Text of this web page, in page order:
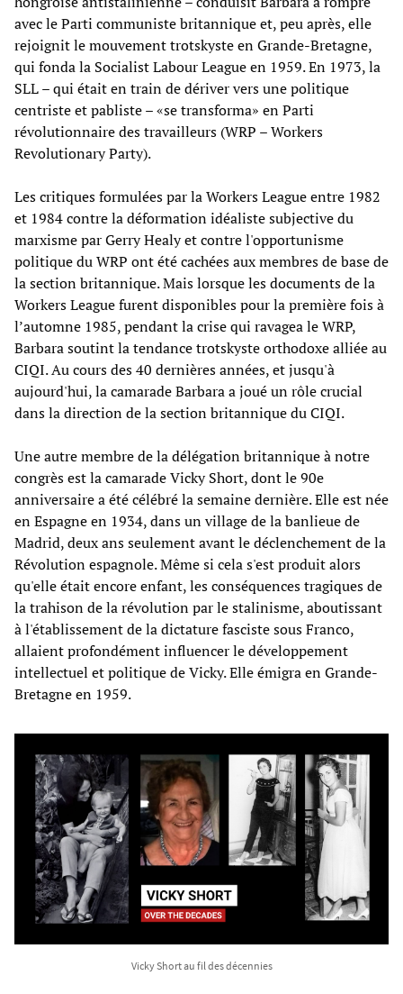
avec le Parti communiste britannique et, peu après, elle
rejoignit le mouvement trotskyste en Grande-Bretagne,
qui fonda la Socialist Labour League en 1959. En 1973, la
SLL – qui était en train de dériver vers une politique
centriste et pabliste – «se transforma» en Parti
révolutionnaire des travailleurs (WRP – Workers
Revolutionary Party).
Les critiques formulées par la Workers League entre 1982
et 1984 contre la déformation idéaliste subjective du
marxisme par Gerry Healy et contre l'opportunisme
politique du WRP ont été cachées aux membres de base de
la section britannique. Mais lorsque les documents de la
Workers League furent disponibles pour la première fois à
l’automne 1985, pendant la crise qui ravagea le WRP,
Barbara soutint la tendance trotskyste orthodoxe alliée au
CIQI. Au cours des 40 dernières années, et jusqu'à
aujourd'hui, la camarade Barbara a joué un rôle crucial
dans la direction de la section britannique du CIQI.
Une autre membre de la délégation britannique à notre
congrès est la camarade Vicky Short, dont le 90e
anniversaire a été célébré la semaine dernière. Elle est née
en Espagne en 1934, dans un village de la banlieue de
Madrid, deux ans seulement avant le déclenchement de la
Révolution espagnole. Même si cela s'est produit alors
qu'elle était encore enfant, les conséquences tragiques de
la trahison de la révolution par le stalinisme, aboutissant
à l'établissement de la dictature fasciste sous Franco,
allaient profondément influencer le développement
intellectuel et politique de Vicky. Elle émigra en Grande-
Bretagne en 1959.
Vicky Short au fil des décennies